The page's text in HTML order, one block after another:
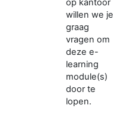
op kantoor
willen we je
graag
vragen om
deze e-
learning
module(s)
door te
lopen.